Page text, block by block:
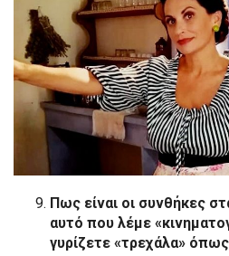
Πως είναι οι συνθήκες
αυτό που λέμε
γυρίζετε «τρεχάλα» όπως